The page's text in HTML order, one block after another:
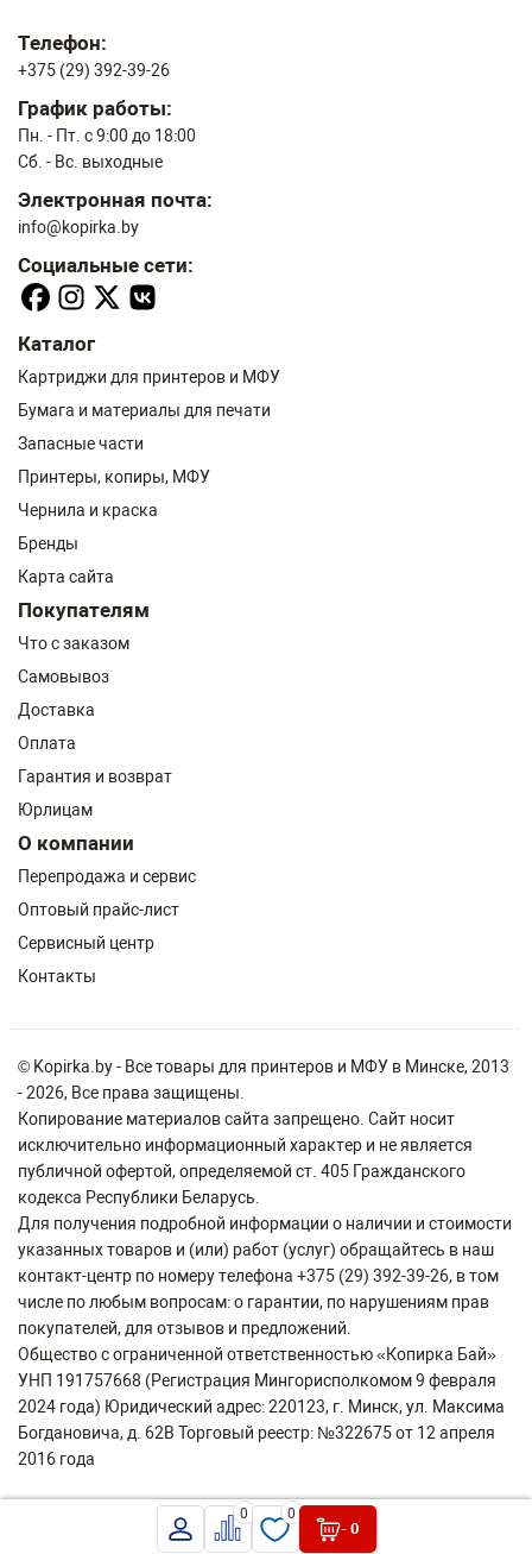
0 0
- 0
Телефон:
+375 (29) 392-39-26
График работы:
Пн. - Пт. с 9:00 до 18:00
Сб. - Вс. выходные
Электронная почта:
info@kopirka.by
Социальные сети:
Каталог
Картриджи для принтеров и МФУ
Бумага и материалы для печати
Запасные части
Принтеры, копиры, МФУ
Чернила и краска
Бренды
Карта сайта
Покупателям
Что с заказом
Самовывоз
Доставка
Оплата
Гарантия и возврат
Юрлицам
О компании
Перепродажа и сервис
Оптовый прайс-лист
Сервисный центр
Контакты
© Kopirka.by - Все товары для принтеров и МФУ в Минске, 2013
- 2026, Все права защищены.
Копирование материалов сайта запрещено. Сайт носит
исключительно информационный характер и не является
публичной офертой, определяемой ст. 405 Гражданского
кодекса Республики Беларусь.
Для получения подробной информации о наличии и стоимости
указанных товаров и (или) работ (услуг) обращайтесь в наш
контакт-центр по номеру телефона +375 (29) 392-39-26, в том
числе по любым вопросам: о гарантии, по нарушениям прав
покупателей, для отзывов и предложений.
Общество с ограниченной ответственностью «Копирка Бай»
УНП 191757668 (Регистрация Мингорисполкомом 9 февраля
2024 года) Юридический адрес: 220123, г. Минск, ул. Максима
Богдановича, д. 62В Торговый реестр: №322675 от 12 апреля
2016 года